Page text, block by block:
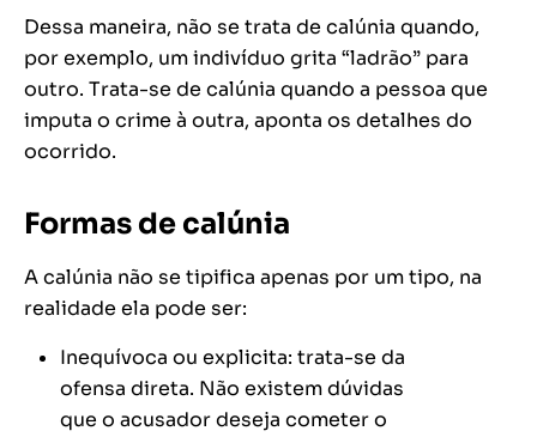
Dessa maneira, não se trata de calúnia quando,
por exemplo, um indivíduo grita “ladrão” para
outro. Trata-se de calúnia quando a pessoa que
imputa o crime à outra, aponta os detalhes do
ocorrido.
Formas de calúnia
A calúnia não se tipifica apenas por um tipo, na
realidade ela pode ser:
Inequívoca ou explicita: trata-se da
ofensa direta. Não existem dúvidas
que o acusador deseja cometer o